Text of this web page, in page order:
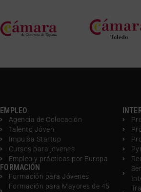
EMPLEO
Agencia de Colocación
Talento Jóven
Impulsa Startup
Cursos para jovenes
Empleo y prácticas por Europa
FORMACIÓN
Formación para Jóvenes
Formación para Mayores de 45